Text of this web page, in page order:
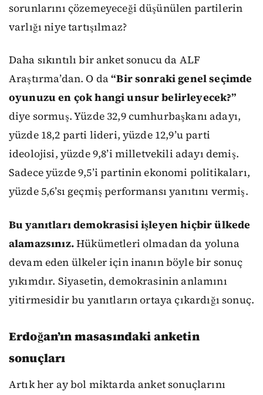
sorunlarını çözemeyeceği düşünülen partilerin
varlığı niye tartışılmaz?
Daha sıkıntılı bir anket sonucu da ALF
Araştırma’dan. O da“Bir sonraki genel seçimde
oyunuzu en çok hangi unsur belirleyecek?”
diye sormuş. Yüzde 32,9 cumhurbaşkanı adayı,
yüzde 18,2 parti lideri, yüzde 12,9’u parti
ideolojisi, yüzde 9,8’i milletvekili adayı demiş.
Sadece yüzde 9,5’i partinin ekonomi politikaları,
yüzde 5,6’sı geçmiş performansı yanıtını vermiş.
Bu yanıtları demokrasisi işleyen hiçbir ülkede
alamazsınız.Hükümetleri olmadan da yoluna
devam eden ülkeler için inanın böyle bir sonuç
yıkımdır. Siyasetin, demokrasinin anlamını
yitirmesidir bu yanıtların ortaya çıkardığı sonuç.
Erdoğan’ın masasındaki anketin
sonuçları
Artık her ay bol miktarda anket sonuçlarını